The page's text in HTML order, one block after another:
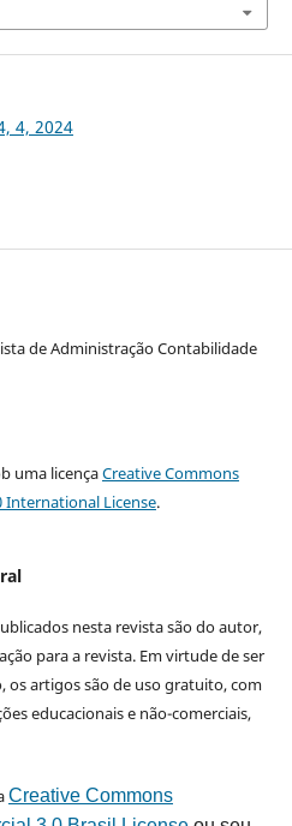
4, 2024
de Administração Contabilidade
uma licençaCreative Commons
License.
nesta revista são do autor,
para a revista. Em virtude de ser
os artigos são de uso gratuito, com
educacionais e não-comerciais,
Creative Commons